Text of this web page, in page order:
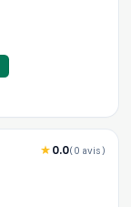
0.0(0 avis)